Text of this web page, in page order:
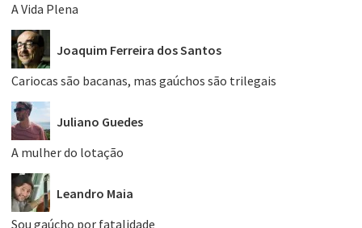
A Vida Plena
Joaquim Ferreira dos Santos
Cariocas são bacanas, mas gaúchos são trilegais
Juliano Guedes
A mulher do lotação
Leandro Maia
Sou gaúcho por fatalidade